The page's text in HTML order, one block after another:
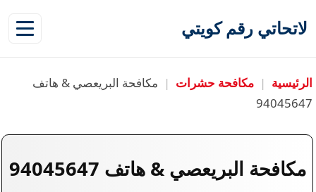
لاتحاتي رقم كويتي
الرئيسية | مكافحة حشرات | مكافحة البريعصي & هاتف
94045647
مكافحة البريعصي & هاتف 94045647